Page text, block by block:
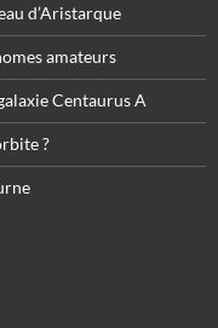
d’Aristarque
amateurs
Centaurus A
?